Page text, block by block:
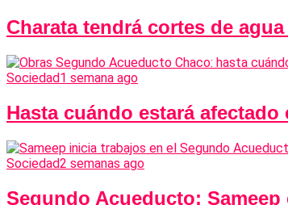
Charata tendrá cortes de
Sociedad1 semana ago
Hasta cuándo estará
Sociedad2 semanas ago
Segundo Acueducto: